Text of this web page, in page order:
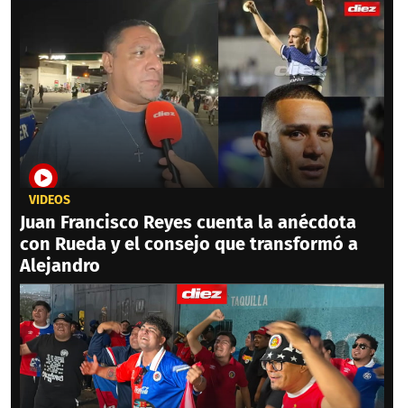
VIDEOS
Juan Francisco Reyes cuenta la anécdota
con Rueda y el consejo que transformó a
Alejandro